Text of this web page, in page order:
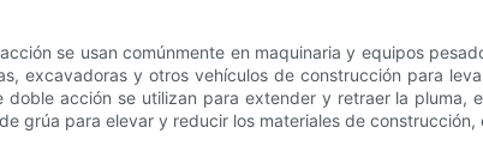
se usan comúnmente en maquinaria y equipos
excavadoras y otros vehículos de construcción para
doble acción se utilizan para extender y retraer la
grúa para elevar y reducir los materiales de